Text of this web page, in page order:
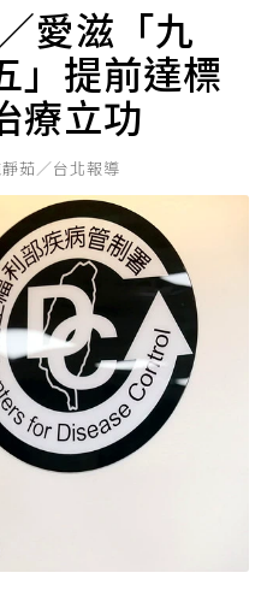
愛滋「九
」提前達標
療立功
茹／台北報導